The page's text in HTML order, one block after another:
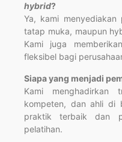
hybrid?
Ya, kami menyediakan
tatap muka, maupun
Kami juga
fleksibel bagi
Siapa yang menjadi
Kami menghadirkan
kompeten, dan ahli di
praktik terbaik dan
pelatihan.